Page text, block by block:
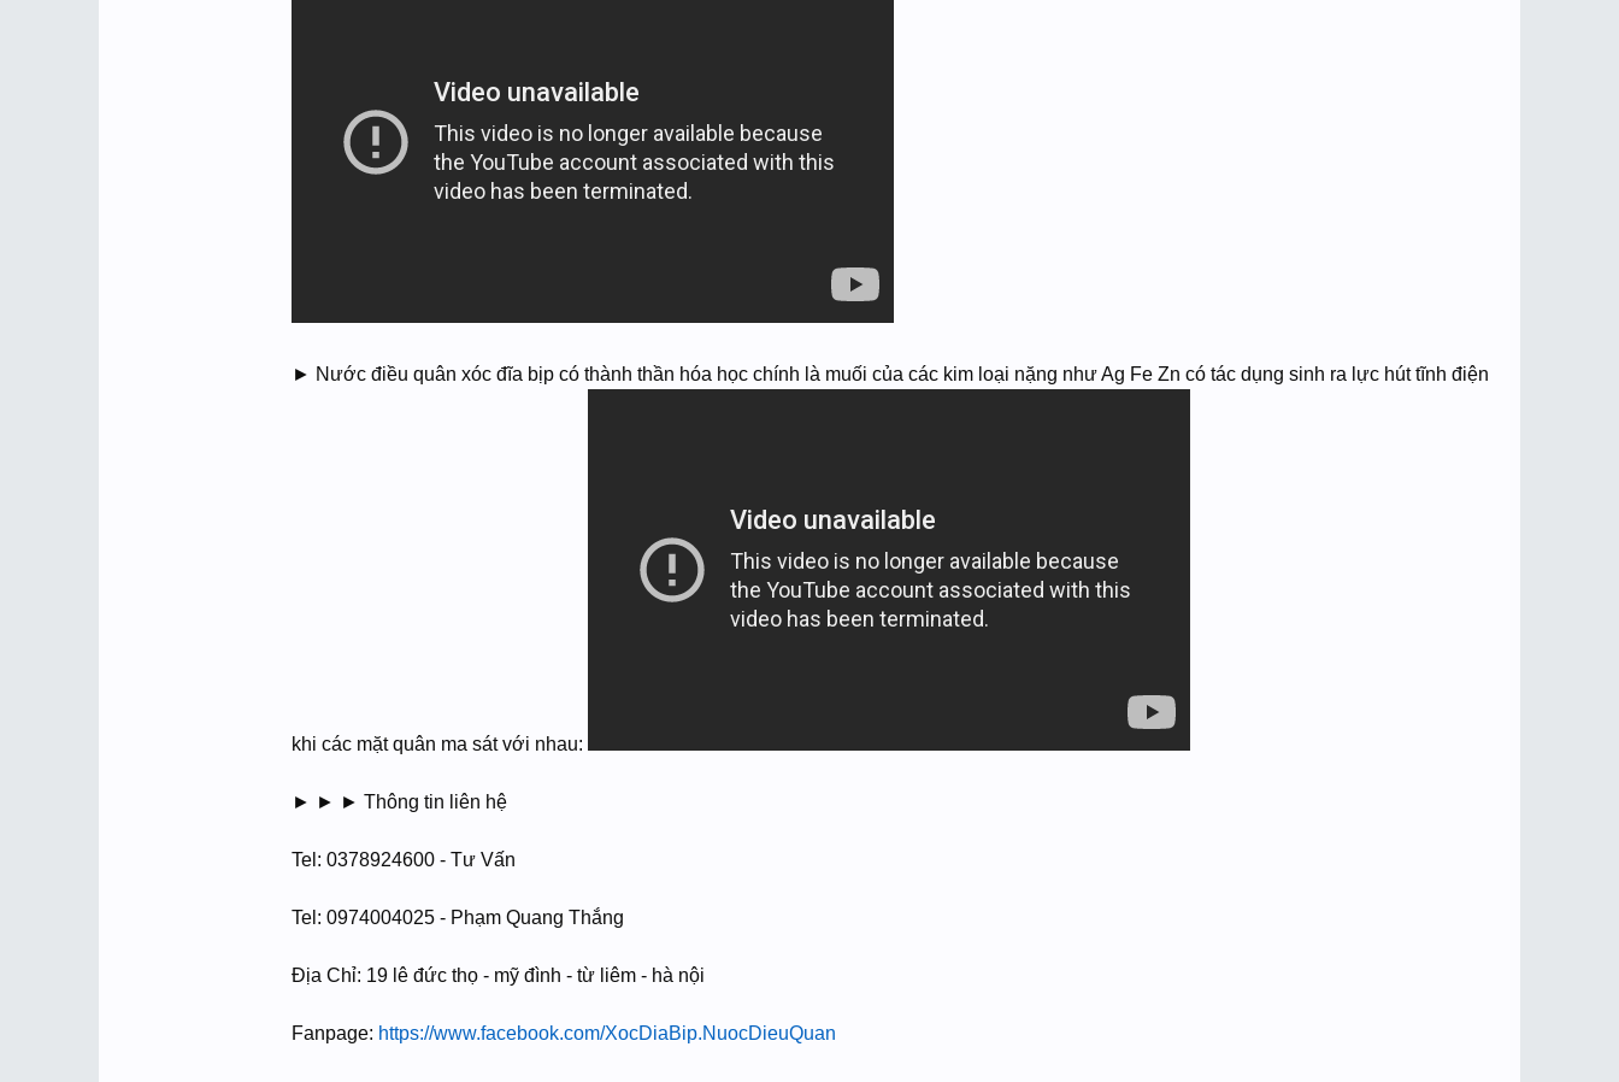
► Nước điều quân xóc đĩa bịp có thành thần hóa học chính là muối của các kim loại nặng như Ag Fe Zn có tác dụng sinh ra lực hút tĩnh điện
khi các mặt quân ma sát với nhau:
► ► ► Thông tin liên hệ
Tel: 0378924600 - Tư Vấn
Tel: 0974004025 - Phạm Quang Thắng
Địa Chỉ: 19 lê đức thọ - mỹ đình - từ liêm - hà nội
Fanpage: https://www.facebook.com/XocDiaBip.NuocDieuQuan